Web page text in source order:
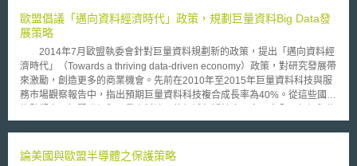
織超越合規性，指導領導者尋求符合個人與社會期望之全面措施行動，以實
現數位信任。路線圖共分為四步驟： 1.承諾及領導（commit and
lead）：數位信任需要最高領導階層之承諾才能成功，故需將數位信任與組
織戰略或核心價值結合，並從關鍵業務領域中（例如產品開發、行銷、風險
管理及隱私與網路安全）即納入數位信任概念。 2.規劃及設計（plan
and design）：透過數位信任差距評估（digital trust gap assessment）以
瞭解組織目前之狀態或差距，評估報告應包括目前狀態說明；期望達成目標
compliance, GRC）調查結果；將帶來之益處及可減輕之風險；計畫時程
and integrate）：實現數位信任需關注人員、流程及技術等三大面向。首先
歐盟倡議「邁向資料經濟時代」政策，規劃巨量資料Big Data發
展策略
2014年7月歐盟執委會針對巨量資料規劃新的政策，提出「邁向資料經
濟時代」（Towards a thriving data-driven economy）政策，對研究發展帶
來激勵，創造更多的商業機會。先前在2010年至2015年巨量資料科技與服
務市場觀察報告中，指出預期巨量資料科技複合成長率為40%。從這些國際
源資源、智慧運輸系統以及智慧城市等，而這些都是當前歐洲無法忽略的問
力與品質，廣泛分享使用並發展公開資料資料以及研究資料、確認相關的法
論美國與歐盟半導體之保護策略